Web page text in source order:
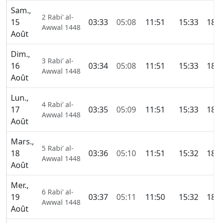
Sam.,
15
Août
2 Rabi’ al-
Awwal 1448
03:33 05:08 11:51 15:33
Dim.,
16
Août
3 Rabi’ al-
Awwal 1448
03:34 05:08 11:51 15:33
Lun.,
17
Août
4 Rabi’ al-
Awwal 1448
03:35 05:09 11:51 15:33
Mars.,
18
Août
5 Rabi’ al-
Awwal 1448
03:36 05:10 11:51 15:32
Mer.,
19
Août
6 Rabi’ al-
Awwal 1448
03:37 05:11 11:50 15:32